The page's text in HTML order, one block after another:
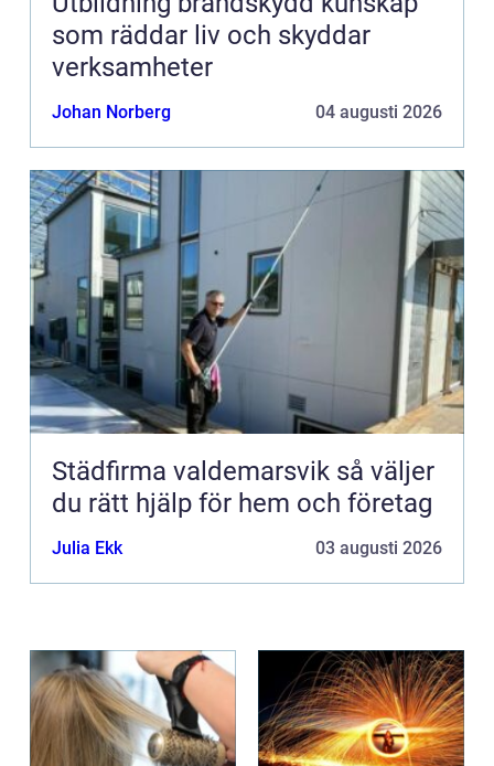
som räddar liv och skyddar
verksamheter
Johan Norberg 04 augusti 2026
Städfirma valdemarsvik så väljer
du rätt hjälp för hem och företag
Julia Ekk 03 augusti 2026